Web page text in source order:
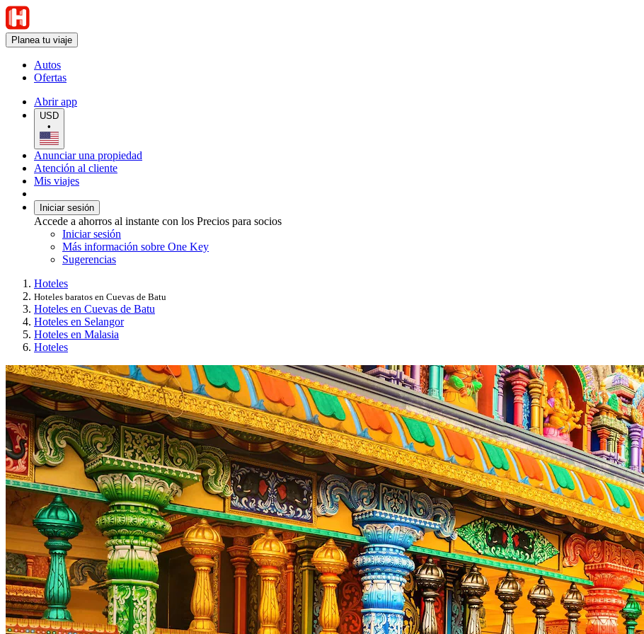
Planea tu viaje
Autos
Ofertas
Abrir app
USD
•
Anunciar una propiedad
Atención al cliente
Mis viajes
Iniciar sesión
Accede a ahorros al instante con los Precios para socios
Iniciar sesión
Más información sobre One Key
Sugerencias
Hoteles
Hoteles baratos en Cuevas de Batu
Hoteles en Cuevas de Batu
Hoteles en Selangor
Hoteles en Malasia
Hoteles